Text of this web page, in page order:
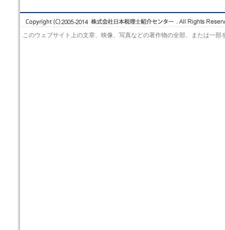
このウェブサイト上の文章、映像、写真などの著作物の全部、または一